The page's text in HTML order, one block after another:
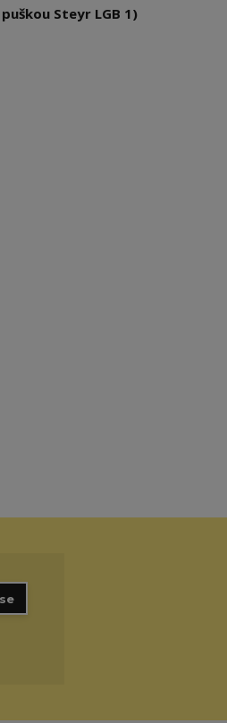
Steyr LGB 1)